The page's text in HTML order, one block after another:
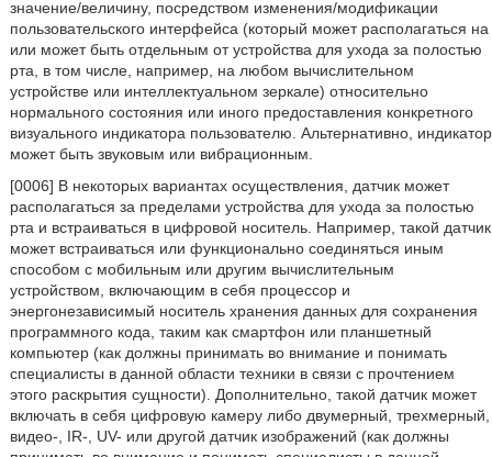
значение/величину, посредством изменения/модификации
пользовательского интерфейса (который может располагаться на
или может быть отдельным от устройства для ухода за полостью
рта, в том числе, например, на любом вычислительном
устройстве или интеллектуальном зеркале) относительно
нормального состояния или иного предоставления конкретного
визуального индикатора пользователю. Альтернативно, индикатор
может быть звуковым или вибрационным.
[0006] В некоторых вариантах осуществления, датчик может
располагаться за пределами устройства для ухода за полостью
рта и встраиваться в цифровой носитель. Например, такой датчик
может встраиваться или функционально соединяться иным
способом с мобильным или другим вычислительным
устройством, включающим в себя процессор и
энергонезависимый носитель хранения данных для сохранения
программного кода, таким как смартфон или планшетный
компьютер (как должны принимать во внимание и понимать
специалисты в данной области техники в связи с прочтением
этого раскрытия сущности). Дополнительно, такой датчик может
включать в себя цифровую камеру либо двумерный, трехмерный,
видео-, IR-, UV- или другой датчик изображений (как должны